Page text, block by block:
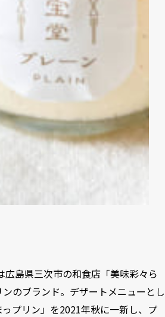
広島県三次市の和食店「美味彩々ら
のブランド。デザートメニューとし
プリン」を2021年秋に一新し、プ